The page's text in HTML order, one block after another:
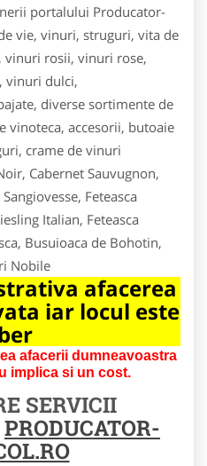
portalului Producator-
vie, vinuri, struguri, vita de
vinuri rosii, vinuri rose,
vinuri dulci,
diverse sortimente de
accesorii, butoaie
crame de vinuri
Cabernet Sauvugnon,
Feteasca
Italian, Feteasca
Busuioaca de Bohotin,
Nobile
afacerea
iar locul este
afacerii dumneavoastra
implica si un cost.
SERVICII
PRODUCATOR-